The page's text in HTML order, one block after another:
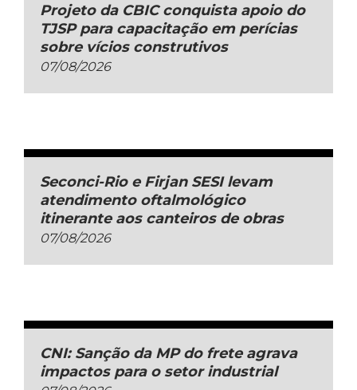
Projeto da CBIC conquista apoio do
TJSP para capacitação em perícias
sobre vícios construtivos
07/08/2026
Seconci-Rio e Firjan SESI levam
atendimento oftalmológico
itinerante aos canteiros de obras
07/08/2026
CNI: Sanção da MP do frete agrava
impactos para o setor industrial